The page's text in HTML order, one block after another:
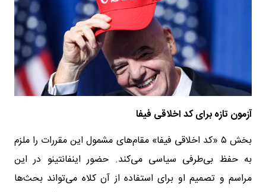
آزمون تازه برای کد اخلاقی فیفا
بخش ۵ «کد اخلاقی فیفا» مقام‌های مشمول این مقررات را ملزم
به حفظ بی‌طرفی سیاسی می‌کند. حضور اینفانتینو در این
مراسم و تصمیم او برای استفاده از آن کلاه می‌تواند بحث‌ها